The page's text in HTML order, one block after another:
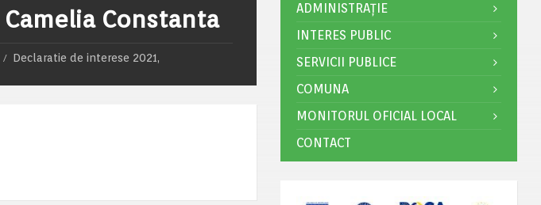
Constanta
Declaratie de interese 2021,
ADMINISTRAȚIE
INTERES PUBLIC
SERVICII PUBLICE
COMUNA
MONITORUL OFICIAL LOCAL
CONTACT